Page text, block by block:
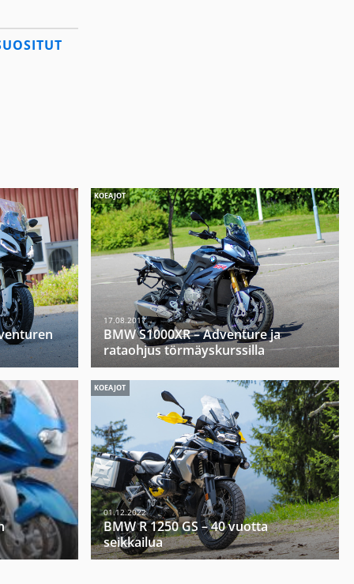
KOEAJOT
17.08.2017
BMW S1000XR – Adventure ja
rataohjus törmäyskurssilla
KOEAJOT
01.12.2022
BMW R 1250 GS – 40 vuotta
seikkailua